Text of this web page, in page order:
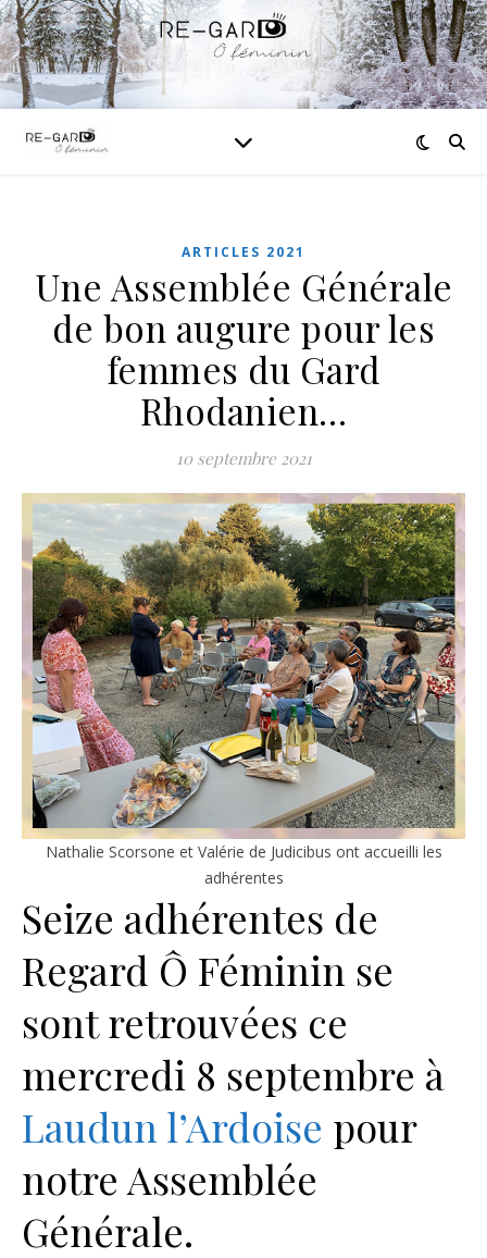
ARTICLES 2021
Une Assemblée Générale
de bon augure pour les
femmes du Gard
Rhodanien…
10 septembre 2021
Nathalie Scorsone et Valérie de Judicibus ont accueilli les
adhérentes
Seize adhérentes de
Regard Ô Féminin se
sont retrouvées ce
mercredi 8 septembre à
Laudun l’Ardoise pour
notre Assemblée
Générale.